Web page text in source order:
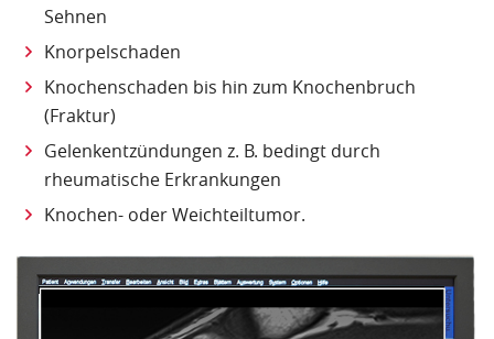
Sehnen
Knorpelschaden
Knochenschaden bis hin zum Knochenbruch
(Fraktur)
Gelenkentzündungen z. B. bedingt durch
rheumatische Erkrankungen
Knochen- oder Weichteiltumor.